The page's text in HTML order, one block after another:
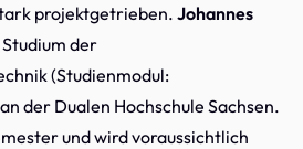
projektgetrieben. Johannes
der
(Studienmodul:
der Dualen Hochschule Sachsen.
und wird voraussichtlich